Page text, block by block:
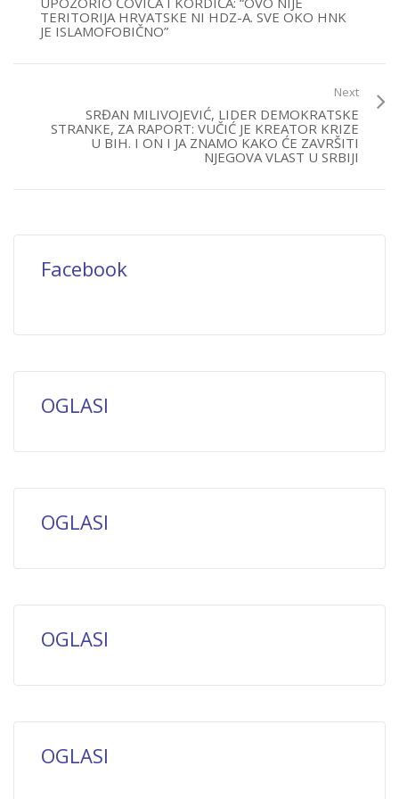
TERITORIJA HRVATSKE NI HDZ-A. SVE OKO HNK
JE ISLAMOFOBIČNO”
Next
SRĐAN MILIVOJEVIĆ, LIDER DEMOKRATSKE
STRANKE, ZA RAPORT: VUČIĆ JE KREATOR KRIZE
U BIH. I ON I JA ZNAMO KAKO ĆE ZAVRŠITI
NJEGOVA VLAST U SRBIJI
Facebook
OGLASI
OGLASI
OGLASI
OGLASI